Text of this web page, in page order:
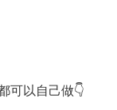
可以自己做👇